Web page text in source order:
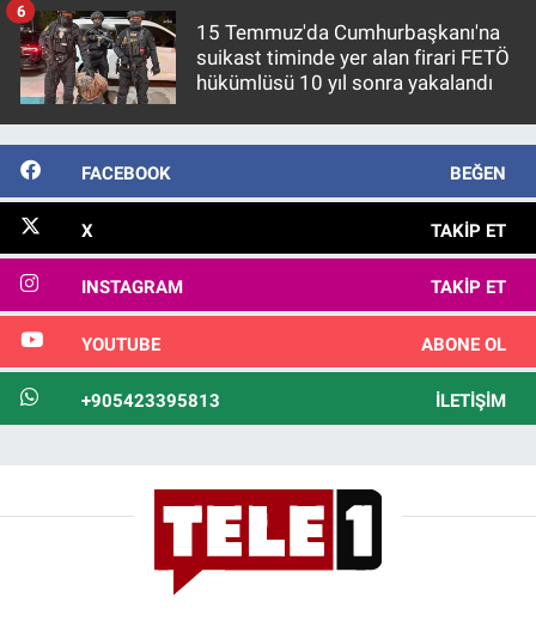
15 Temmuz'da Cumhurbaşkanı'na
suikast timinde yer alan firari FETÖ
hükümlüsü 10 yıl sonra yakalandı
6
FACEBOOK BEĞEN
X TAKIP ET
INSTAGRAM TAKIP ET
YOUTUBE ABONE OL
+905423395813 İLETIŞIM